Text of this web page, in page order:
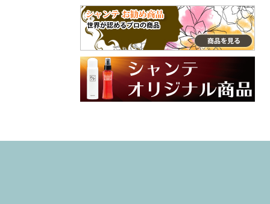
うございます♡ 大
切なご家族との毎
日にラプナットを
取り入れていただ
けてとても嬉しい
です✨ やさしい使
い心地や自然な香
りを感じていただ
けたら幸いです。
けしていきます🌼
くれます😄 普段使
ってるクリームと
違った手肌フォー
ム、是非、試して
グラム @syante.o
nline 商品サイト h
ttps://www.syante-
#プロテクトフォ